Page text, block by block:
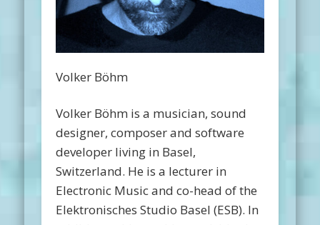
Volker Böhm
Volker Böhm is a musician, sound
designer, composer and software
developer living in Basel,
Switzerland. He is a lecturer in
Electronic Music and co-head of the
Elektronisches Studio Basel (ESB). In